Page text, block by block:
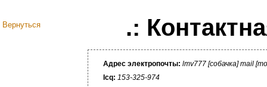
Вернуться .:
Адрес электропочты: lmv777 [собачка] mail
Icq: 153-325-974